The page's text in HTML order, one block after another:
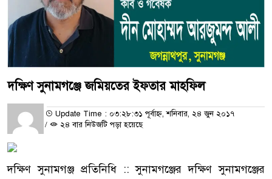
দক্ষিণ সুনামগঞ্জে জমিয়তের ইফতার মাহফিল
Update Time : ০৩:২৮:৩১ পূর্বাহ্ন, শনিবার, ২৪ জুন ২০১৭
/
২৪ বার নিউজটি পড়া হয়েছে
দক্ষিণ সুনামগঞ্জ প্রতিনিধি :: সুনামগঞ্জের দক্ষিণ সুনামগঞ্জের